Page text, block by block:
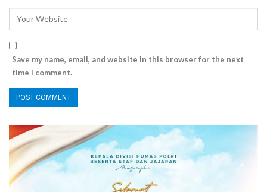
Save my name, email, and website in this browser for the next
time I comment.